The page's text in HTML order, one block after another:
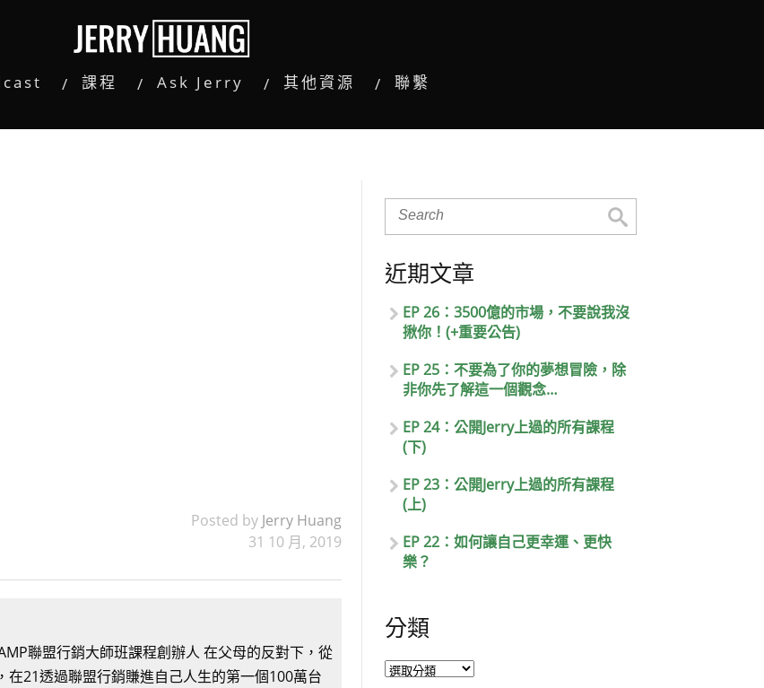
課程 Ask Jerry 其他資源 聯繫
Posted by Jerry Huang
31 10 月, 2019
聯盟行銷大師班課程創辦人 在父母的反對下，從
在21透過聯盟行銷賺進自己人生的第一個100萬台
近期文章
EP 26：3500億的市場，不要說我沒
揪你！(+重要公告)
EP 25：不要為了你的夢想冒險，除
非你先了解這一個觀念…
EP 24：公開Jerry上過的所有課程
(下)
EP 23：公開Jerry上過的所有課程
(上)
EP 22：如何讓自己更幸運、更快
樂？
分類